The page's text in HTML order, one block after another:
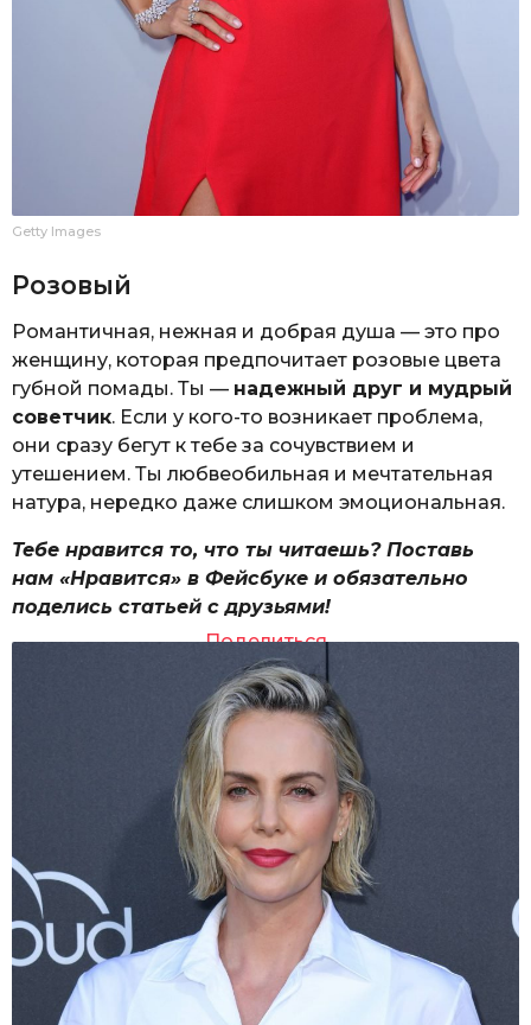
Getty Images
Розовый
Романтичная, нежная и добрая душа — это про
женщину, которая предпочитает розовые цвета
губной помады. Ты — надежный друг и мудрый
советчик. Если у кого-то возникает проблема,
они сразу бегут к тебе за сочувствием и
утешением. Ты любвеобильная и мечтательная
натура, нередко даже слишком эмоциональная.
Тебе нравится то, что ты читаешь? Поставь
нам «Нравится» в Фейсбуке и обязательно
поделись статьей с друзьями!
Поделиться